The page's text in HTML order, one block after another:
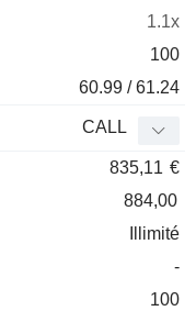
1.1x
100
60.99 / 61.24
CALL
835,11 €
884,00
Illimité
-
100